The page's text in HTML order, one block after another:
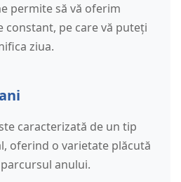
permite să vă oferim
pe care vă puteți
ziua.
caracterizată de un tip
oferind o varietate plăcută
anului.